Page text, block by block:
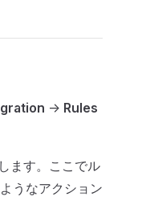
-> Rules
ます。ここでル
うなアクション